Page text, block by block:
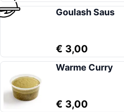
Goulash Saus
€ 3,00
Warme Curry
€ 3,00